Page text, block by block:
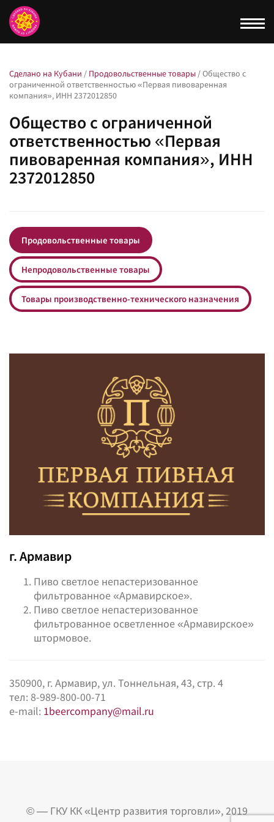
Сделано на Кубани / Продовольственные товары /Общество с
ограниченной ответственностью «Первая пивоваренная
компания», ИНН 2372012850
Общество с ограниченной
ответственностью «Первая
пивоваренная компания», ИНН
2372012850
Продовольственные товары
Непродовольственные товары
Товары производственно-технического назначения
г. Армавир
Пиво светлое непастеризованное
фильтрованное «Армавирское».
Пиво светлое непастеризованное
фильтрованное осветленное «Армавирское»
штормовое.
350900, г. Армавир, ул. Тоннельная, 43, стр. 4
тел: 8-989-800-00-71
e-mail: 1beercompany@mail.ru
© — ГКУ КК «Центр развития торговли», 2019